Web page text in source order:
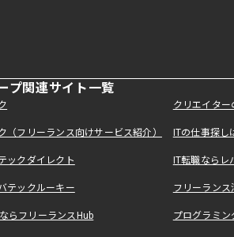
プ関連サイト一覧
クリエイタ
（フリーランス向けサービス紹介） ITの仕事探
ックダイレクト IT転職なら
テックルーキー フリーラン
らフリーランスHub プログラミ